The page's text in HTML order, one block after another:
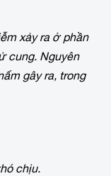
xảy ra ở phần
cung. Nguyên
gây ra, trong
chịu.